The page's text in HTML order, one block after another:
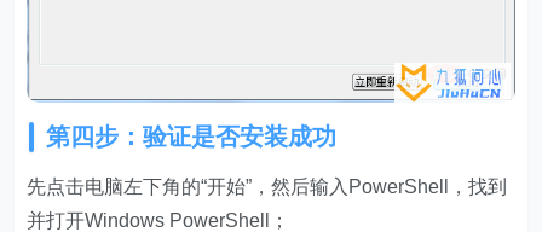
第四步：验证是否安装成功
先点击电脑左下角的“开始”，然后输入PowerShell，找到
并打开Windows PowerShell；